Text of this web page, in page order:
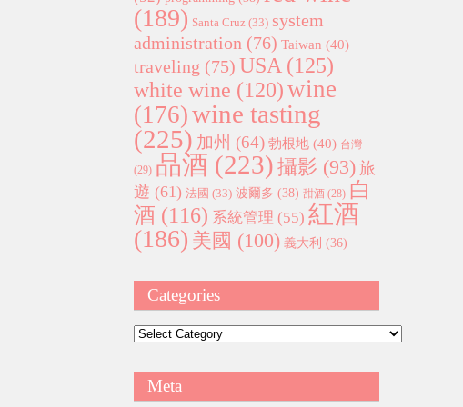
(189) Santa Cruz (33) system
administration (76) Taiwan (40)
traveling (75) USA (125)
white wine (120)wine
(176)wine tasting
(225) 加州 (64) 勃根地 (40) 台灣
(29) 品酒 (223) 攝影 (93) 旅
遊 (61) 法國 (33) 波爾多 (38) 甜酒 (28) 白
酒 (116) 系統管理 (55) 紅酒
(186) 美國 (100) 義大利 (36)
Categories
Categories
Meta